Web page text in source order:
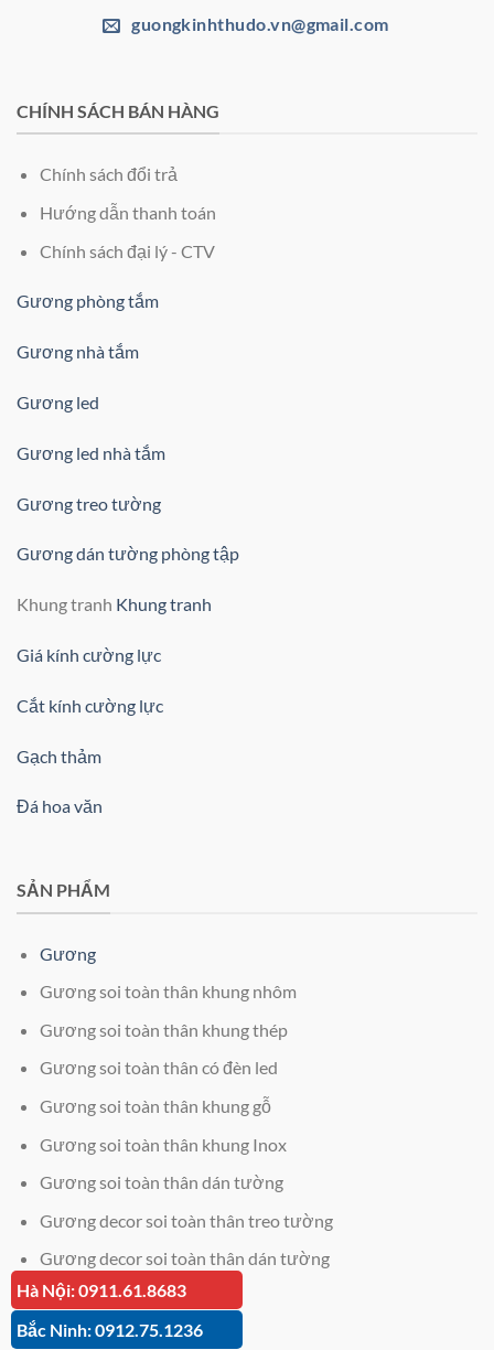
guongkinhthudo.vn@gmail.com
CHÍNH SÁCH BÁN HÀNG
Chính sách đổi trả
Hướng dẫn thanh toán
Chính sách đại lý - CTV
Gương phòng tắm
Gương nhà tắm
Gương led
Gương led nhà tắm
Gương treo tường
Gương dán tường phòng tập
Khung tranh Khung tranh
Giá kính cường lực
Cắt kính cường lực
Gạch thảm
Đá hoa văn
SẢN PHẨM
Gương
Gương soi toàn thân khung nhôm
Gương soi toàn thân khung thép
Gương soi toàn thân có đèn led
Gương soi toàn thân khung gỗ
Gương soi toàn thân khung Inox
Gương soi toàn thân dán tường
Gương decor soi toàn thân treo tường
Gương decor soi toàn thân dán tường
Giá kính cường lực 12mm
Cắt kính cường lực
Hà Nội: 0911.61.8683
Bắc Ninh: 0912.75.1236